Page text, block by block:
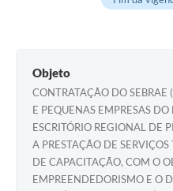
Objeto
CONTRATAÇÃO DO SEBRAE
E PEQUENAS EMPRESAS
ESCRITÓRIO REGIONAL DE
A PRESTAÇÃO DE
DE CAPACITAÇÃO, COM O
EMPREENDEDORISMO E O